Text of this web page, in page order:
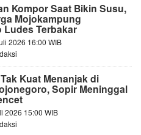
Kompor Saat Bikin Susu,
Mojokampung
Ludes Terbakar
2026 16:00 WIB
Kuat Menanjak di
Sopir Meninggal
2026 15:00 WIB